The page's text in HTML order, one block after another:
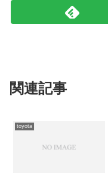
関連記事
toyota